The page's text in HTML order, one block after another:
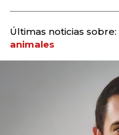
Últimas noticias sobre:
animales